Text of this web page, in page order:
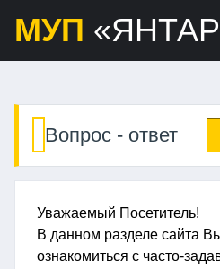
МУП
Вопрос - ответ
Уважаемый Посетитель!
В данном разделе сайта
ознакомиться с часто-